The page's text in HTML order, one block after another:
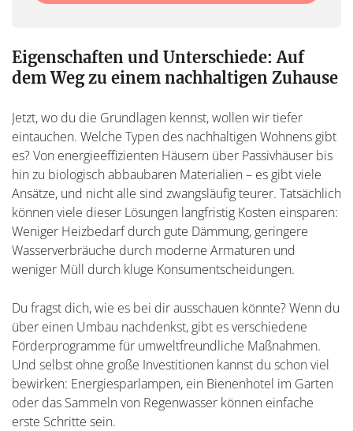
Eigenschaften und Unterschiede: Auf
dem Weg zu einem nachhaltigen Zuhause
Jetzt, wo du die Grundlagen kennst, wollen wir tiefer
eintauchen. Welche Typen des nachhaltigen Wohnens gibt
es? Von energieeffizienten Häusern über Passivhäuser bis
hin zu biologisch abbaubaren Materialien – es gibt viele
Ansätze, und nicht alle sind zwangsläufig teurer. Tatsächlich
können viele dieser Lösungen langfristig Kosten einsparen:
Weniger Heizbedarf durch gute Dämmung, geringere
Wasserverbräuche durch moderne Armaturen und
weniger Müll durch kluge Konsumentscheidungen.
Du fragst dich, wie es bei dir ausschauen könnte? Wenn du
über einen Umbau nachdenkst, gibt es verschiedene
Förderprogramme für umweltfreundliche Maßnahmen.
Und selbst ohne große Investitionen kannst du schon viel
bewirken: Energiesparlampen, ein Bienenhotel im Garten
oder das Sammeln von Regenwasser können einfache
erste Schritte sein.